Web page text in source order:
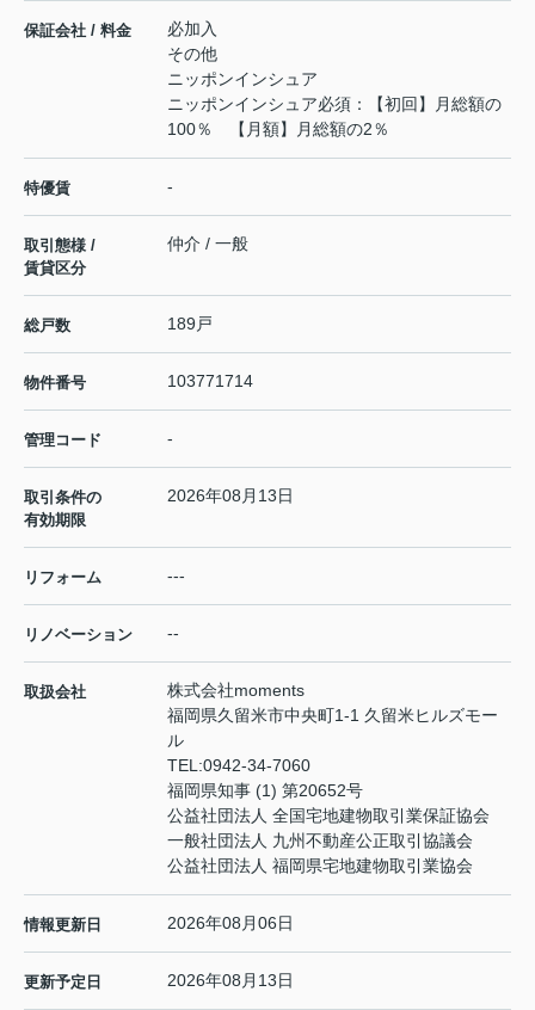
保証会社 / 料金
必加入
その他
ニッポンインシュア
ニッポンインシュア必須：【初回】月総額の
100％ 【月額】月総額の2％
特優賃 -
取引態様 /
賃貸区分
仲介 / 一般
総戸数 189戸
物件番号 103771714
管理コード -
取引条件の
有効期限
2026年08月13日
リフォーム ---
リノベーション --
取扱会社
株式会社moments
福岡県久留米市中央町1-1 久留米ヒルズモー
ル
TEL:0942-34-7060
福岡県知事 (1) 第20652号
公益社団法人 全国宅地建物取引業保証協会
一般社団法人 九州不動産公正取引協議会
公益社団法人 福岡県宅地建物取引業協会
情報更新日 2026年08月06日
更新予定日 2026年08月13日